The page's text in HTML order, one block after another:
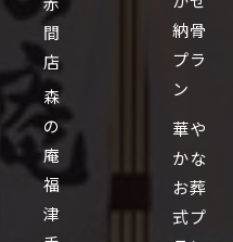
間
店
森
の
庵
福
津
納骨
プラ
ン
華や
かな
お葬
式プ